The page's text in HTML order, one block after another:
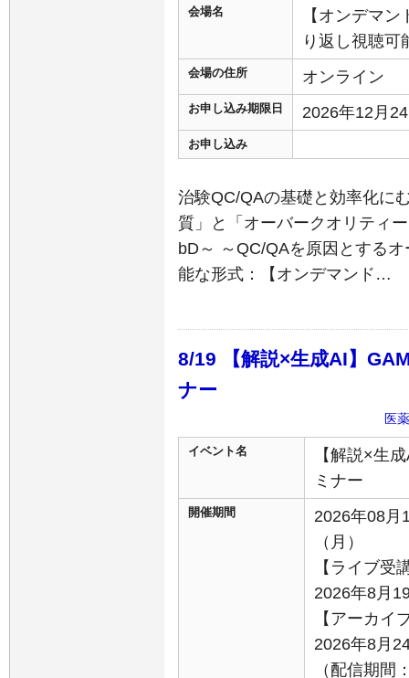
会場名
【オンデマ
り返し視聴可
会場の住所 オンライン
お申し込み期限日 2026年12月
お申し込み
治験QC/QAの基礎と効率化に
質」と「オーバークオリティ
bD～ ～QC/QAを原因とする
能な形式：【オンデマンド…
8/19 【解説×生成AI】
ナー
医
イベント名
【解説×生
ミナー
開催期間
2026年08月
（月）
【ライブ受
2026年8月
【アーカイ
2026年8月
（配信期間